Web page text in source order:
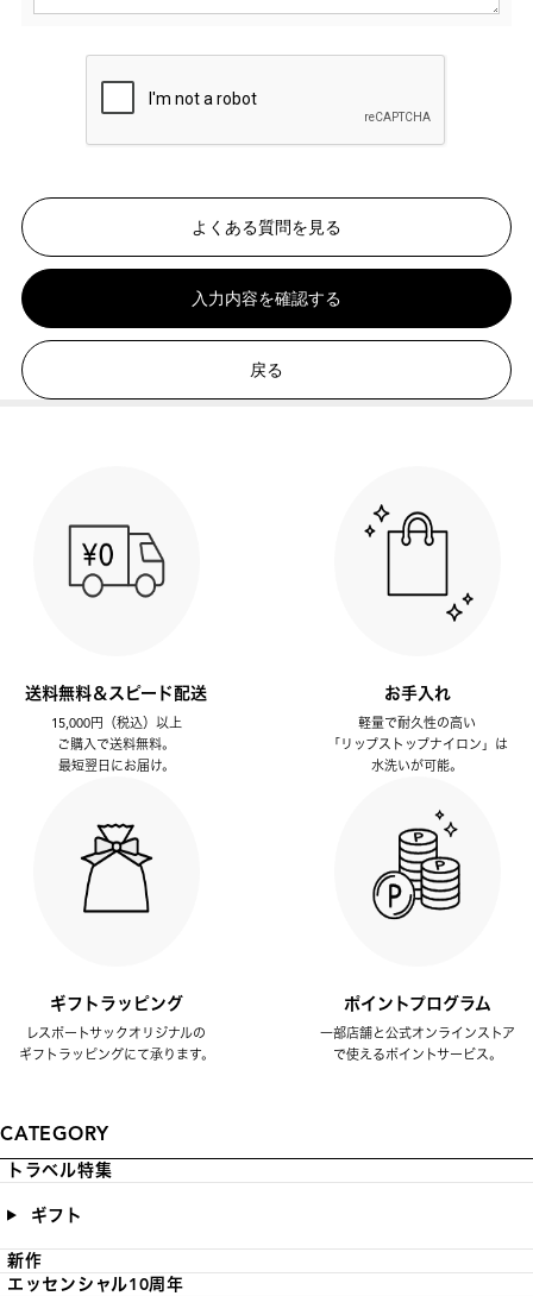
よくある質問を見る
入力内容を確認する
戻る
送料無料＆スピード配送
15,000円（税込）以上
ご購入で送料無料。
最短翌日にお届け。
お手入れ
軽量で耐久性の高い
「リップストップナイロン」は
水洗いが可能。
ギフトラッピング
レスポートサックオリジナルの
ギフトラッピングにて承ります。
ポイントプログラム
一部店舗と公式オンラインストア
で使えるポイントサービス。
CATEGORY
トラベル特集
ギフト
新作
エッセンシャル10周年